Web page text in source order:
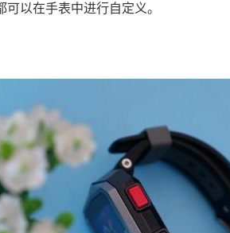
可以在手表中进行自定义。